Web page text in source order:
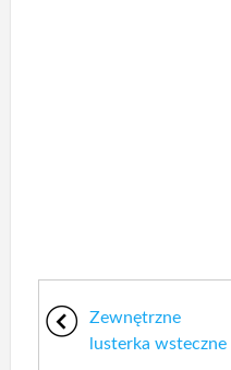
Zewnętrzne
lusterka wsteczne